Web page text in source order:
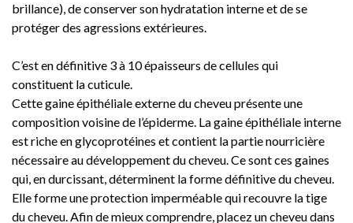
brillance), de conserver son hydratation interne et de se
protéger des agressions extérieures.
C’est en définitive 3 à 10 épaisseurs de cellules qui
constituent la cuticule.
Cette gaine épithéliale externe du cheveu présente une
composition voisine de l’épiderme. La gaine épithéliale interne
est riche en glycoprotéines et contient la partie nourricière
nécessaire au développement du cheveu. Ce sont ces gaines
qui, en durcissant, déterminent la forme définitive du cheveu.
Elle forme une protection imperméable qui recouvre la tige
du cheveu. Afin de mieux comprendre, placez un cheveu dans